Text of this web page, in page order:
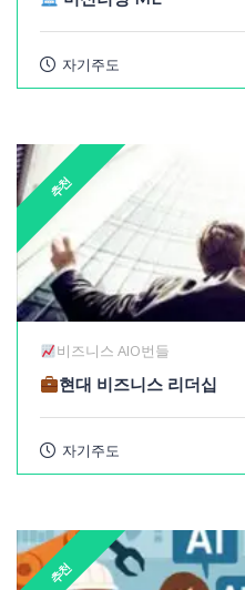
자기주도
추천
비즈니스 AIO번들
현대 비즈니스 리더십
자기주도
추천